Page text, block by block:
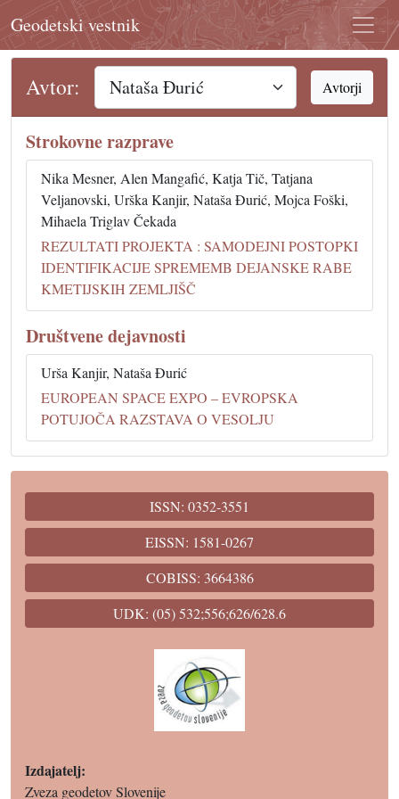
Geodetski vestnik
Avtor: Avtorji
Strokovne razprave
Nika Mesner, Alen Mangafić, Katja Tič, Tatjana
Veljanovski, Urška Kanjir, Nataša Đurić, Mojca Foški,
Mihaela Triglav Čekada
REZULTATI PROJEKTA : SAMODEJNI POSTOPKI
IDENTIFIKACIJE SPREMEMB DEJANSKE RABE
KMETIJSKIH ZEMLJIŠČ
Društvene dejavnosti
Urša Kanjir, Nataša Đurić
EUROPEAN SPACE EXPO – EVROPSKA
POTUJOČA RAZSTAVA O VESOLJU
ISSN: 0352-3551
EISSN: 1581-0267
COBISS: 3664386
UDK: (05) 532;556;626/628.6
Izdajatelj:
Zveza geodetov Slovenije